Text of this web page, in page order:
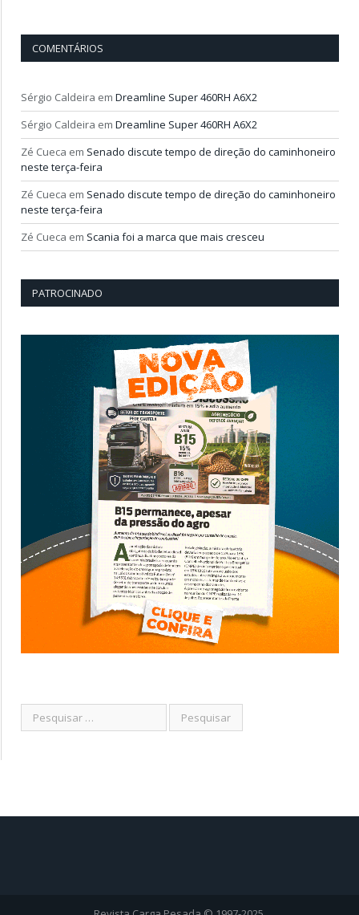
COMENTÁRIOS
Sérgio Caldeira em Dreamline Super 460RH A6X2
Sérgio Caldeira em Dreamline Super 460RH A6X2
Zé Cueca em Senado discute tempo de direção do caminhoneiro
neste terça-feira
Zé Cueca em Senado discute tempo de direção do caminhoneiro
neste terça-feira
Zé Cueca em Scania foi a marca que mais cresceu
PATROCINADO